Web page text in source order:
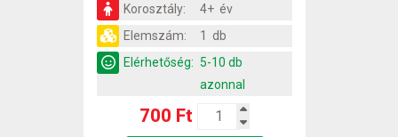
Korosztály:
4+ év
Elemszám:
1 db
Elérhetőség: 5-10 db
azonnal
700 Ft